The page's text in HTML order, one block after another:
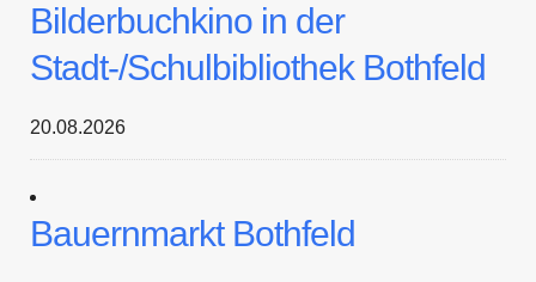
Bilderbuchkino in der
Stadt-/Schulbibliothek Bothfeld
20.08.2026
Bauernmarkt Bothfeld